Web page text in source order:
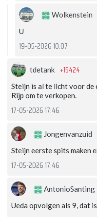
Wolkenstein
U
19-05-2026 10:07
tdetank +15424
Steijn is al te licht voor de
Rijp om te verkopen.
17-05-2026 17:46
Jongenvanzuid
Steijn eerste spits maken
17-05-2026 17:46
AntonioSanting
Ueda opvolgen als 9, dat